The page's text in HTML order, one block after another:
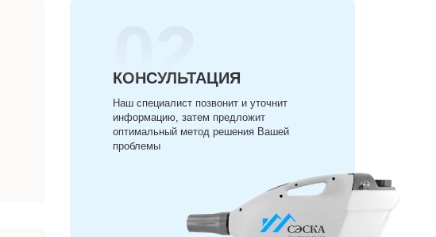
02
КОНСУЛЬТАЦИЯ
Наш специалист позвонит и уточнит
информацию, затем предложит
оптимальный метод решения Вашей
проблемы